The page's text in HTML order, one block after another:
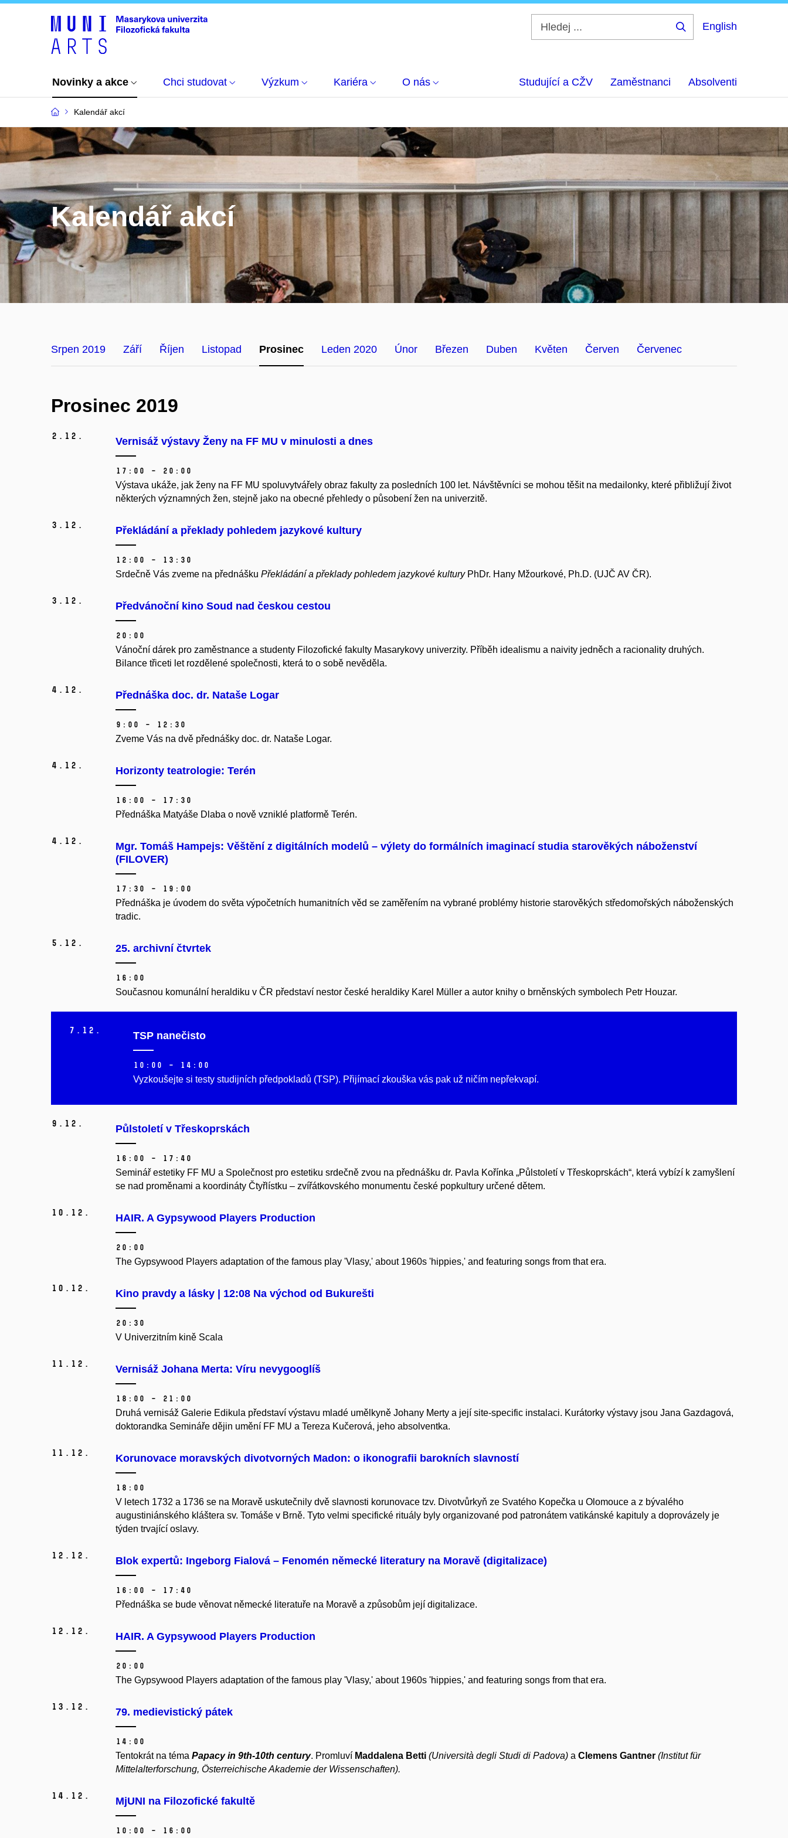
English
Novinky a akce Chci studovat Výzkum Kariéra O nás Studující a CŽV Zaměstnanci Absolventi
Kalendář akcí
Kalendář akcí
Srpen 2019 Září Říjen Listopad Prosinec Leden 2020 Únor Březen Duben Květen Červen Červenec
Prosinec 2019
2. 12. Vernisáž výstavy Ženy na FF MU v minulosti a dnes
17:00 – 20:00
Výstava ukáže, jak ženy na FF MU spoluvytvářely obraz fakulty za posledních 100 let. Návštěvníci se mohou těšit na medailonky, které přibližují život
některých významných žen, stejně jako na obecné přehledy o působení žen na univerzitě.
3. 12. Překládání a překlady pohledem jazykové kultury
12:00 – 13:30
Srdečně Vás zveme na přednášku Překládání a překlady pohledem jazykové kulturyPhDr. Hany Mžourkové, Ph.D. (UJČ AV ČR).
3. 12. Předvánoční kino Soud nad českou cestou
20:00
Vánoční dárek pro zaměstnance a studenty Filozofické fakulty Masarykovy univerzity. Příběh idealismu a naivity jedněch a racionality druhých.
Bilance třiceti let rozdělené společnosti, která to o sobě nevěděla.
4. 12. Přednáška doc. dr. Nataše Logar
9:00 – 12:30
Zveme Vás na dvě přednášky doc. dr. Nataše Logar.
4. 12. Horizonty teatrologie: Terén
16:00 – 17:30
Přednáška Matyáše Dlaba o nově vzniklé platformě Terén.
4. 12.
Mgr. Tomáš Hampejs: Věštění z digitálních modelů – výlety do formálních imaginací studia starověkých náboženství
(FILOVER)
17:30 – 19:00
Přednáška je úvodem do světa výpočetních humanitních věd se zaměřením na vybrané problémy historie starověkých středomořských náboženských
tradic.
5. 12. 25. archivní čtvrtek
16:00
Současnou komunální heraldiku v ČR představí nestor české heraldiky Karel Müller a autor knihy o brněnských symbolech Petr Houzar.
7. 12. TSP nanečisto
10:00 – 14:00
Vyzkoušejte si testy studijních předpokladů (TSP). Přijímací zkouška vás pak už ničím nepřekvapí.
9. 12. Půlstoletí v Třeskoprskách
16:00 – 17:40
Seminář estetiky FF MU a Společnost pro estetiku srdečně zvou na přednášku dr. Pavla Kořínka „Půlstoletí v Třeskoprskách“, která vybízí k zamyšlení
se nad proměnami a koordináty Čtyřlístku – zvířátkovského monumentu české popkultury určené dětem.
10. 12. HAIR. A Gypsywood Players Production
20:00
The Gypsywood Players adaptation of the famous play 'Vlasy,' about 1960s 'hippies,' and featuring songs from that era.
10. 12. Kino pravdy a lásky | 12:08 Na východ od Bukurešti
20:30
V Univerzitním kině Scala
11. 12. Vernisáž Johana Merta: Víru nevygooglíš
18:00 – 21:00
Druhá vernisáž Galerie Edikula představí výstavu mladé umělkyně Johany Merty a její site-specific instalaci. Kurátorky výstavy jsou Jana Gazdagová,
doktorandka Semináře dějin umění FF MU a Tereza Kučerová, jeho absolventka.
11. 12. Korunovace moravských divotvorných Madon: o ikonografii barokních slavností
18:00
V letech 1732 a 1736 se na Moravě uskutečnily dvě slavnosti korunovace tzv. Divotvůrkyň ze Svatého Kopečka u Olomouce a z bývalého
augustiniánského kláštera sv. Tomáše v Brně. Tyto velmi specifické rituály byly organizované pod patronátem vatikánské kapituly a doprovázely je
týden trvající oslavy.
12. 12. Blok expertů: Ingeborg Fialová – Fenomén německé literatury na Moravě (digitalizace)
16:00 – 17:40
Přednáška se bude věnovat německé literatuře na Moravě a způsobům její digitalizace.
12. 12. HAIR. A Gypsywood Players Production
20:00
The Gypsywood Players adaptation of the famous play 'Vlasy,' about 1960s 'hippies,' and featuring songs from that era.
13. 12. 79. medievistický pátek
14:00
Tentokrát na téma Papacy in 9th-10th century. Promluví Maddalena Betti (Università degli Studi di Padova) a Clemens Gantner (Institut für
Mittelalterforschung, Österreichische Akademie der Wissenschaften).
14. 12. MjUNI na Filozofické fakultě
10:00 – 16:00